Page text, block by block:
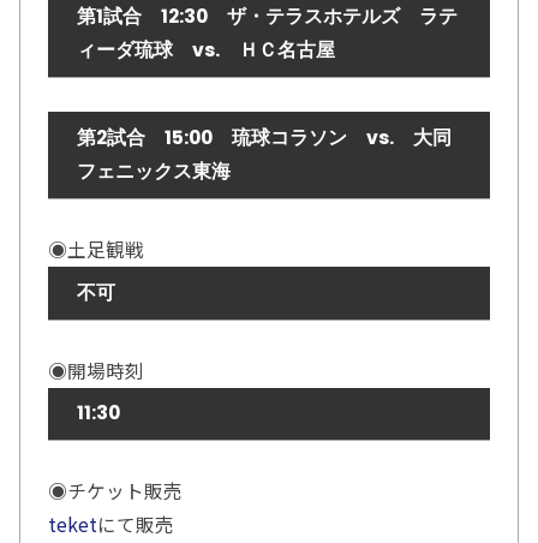
第1試合 12:30 ザ・テラスホテルズ ラテ
ィーダ琉球 vs. ＨＣ名古屋
第2試合 15:00 琉球コラソン vs. 大同
フェニックス東海
◉土足観戦
不可
◉開場時刻
11:30
◉チケット販売
teketにて販売